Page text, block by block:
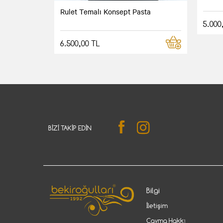
Rulet Temalı Konsept Pasta
6.500,00 TL
BIZI TAKIP EDIN
Bilgi
İletişim
Cayma Hakkı